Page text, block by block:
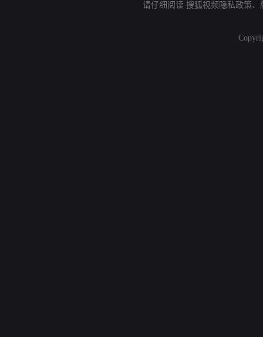
请仔细阅读 搜狐视频隐私政策、